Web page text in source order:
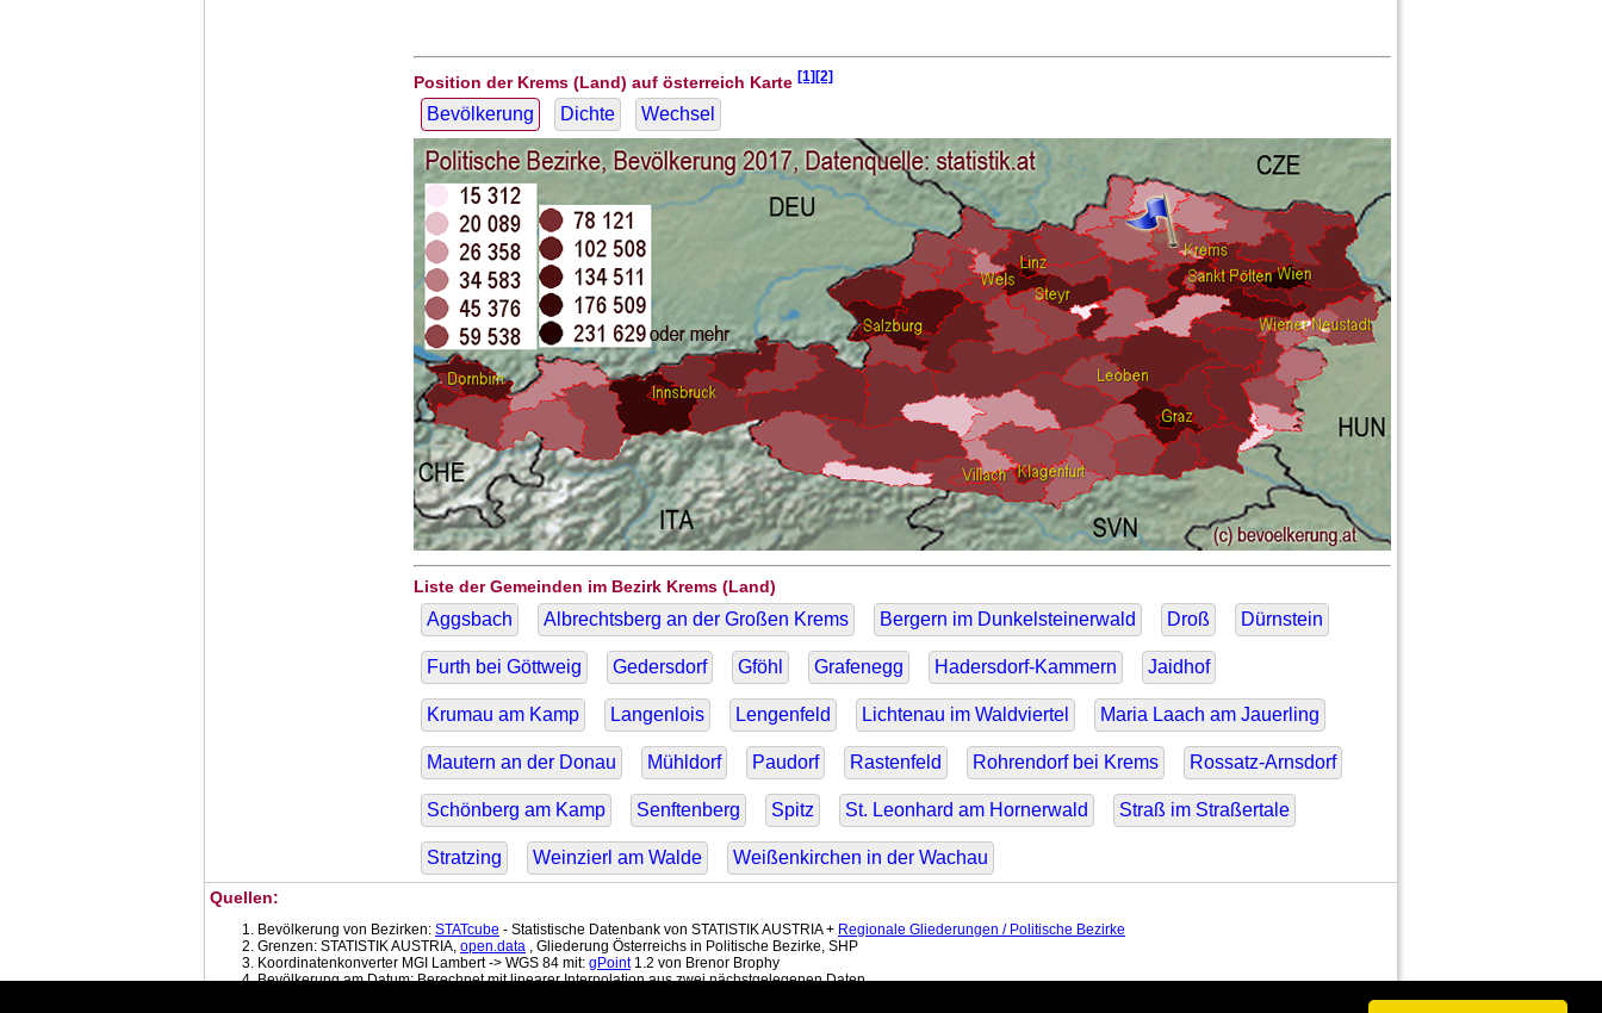
Position der Krems (Land) auf österreich Karte [1][2]
Bevölkerung Dichte Wechsel
Liste der Gemeinden im Bezirk Krems (Land)
Aggsbach Albrechtsberg an der Großen Krems Bergern im Dunkelsteinerwald Droß Dürnstein
Furth bei Göttweig Gedersdorf Gföhl Grafenegg Hadersdorf-Kammern Jaidhof
Krumau am Kamp Langenlois Lengenfeld Lichtenau im Waldviertel Maria Laach am Jauerling
Mautern an der Donau Mühldorf Paudorf Rastenfeld Rohrendorf bei Krems Rossatz-Arnsdorf
Schönberg am Kamp Senftenberg Spitz St. Leonhard am Hornerwald Straß im Straßertale
Stratzing Weinzierl am Walde Weißenkirchen in der Wachau
Quellen:
Bevölkerung von Bezirken: STATcube - Statistische Datenbank von STATISTIK AUSTRIA + Regionale Gliederungen / Politische Bezirke
Grenzen: STATISTIK AUSTRIA, open.data , Gliederung Österreichs in Politische Bezirke, SHP
Koordinatenkonverter MGI Lambert -> WGS 84 mit: gPoint1.2 von Brenor Brophy
Bevölkerung am Datum: Berechnet mit linearer Interpolation aus zwei nächstgelegenen Daten.